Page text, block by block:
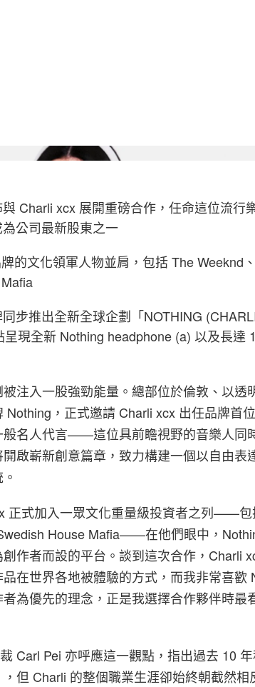
Charli xcx 展開重磅合作，任命這位流行
公司最新股東之一
的文化領軍人物並肩，包括 The Weeknd
步推出全新全球企劃「NOTHING
現全新 Nothing headphone (a) 以及長達
注入一股強勁能量。總部位於倫敦、以透
Nothing，正式邀請 Charli xcx 出任品牌首
般名人代言——這位具前瞻視野的音樂人同
啟嶄新創意篇章，致力構建一個以自由表
正式加入一眾文化重量級投資者之列——
House Mafia——在他們眼中，
作者而設的平台。談到這次合作，Charli
品在世界各地被體驗的方式，而我非常喜歡
為優先的理念，正是我選擇合作夥伴時最
Carl Pei 亦呼應這一觀點，指出過去 10
但 Charli 的整個職業生涯卻始終朝截然相